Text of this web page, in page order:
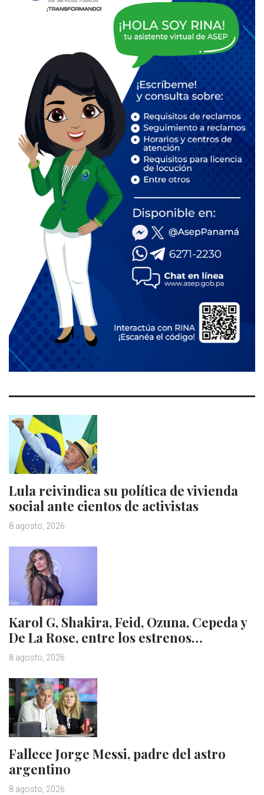
Lula reivindica su política de vivienda
social ante cientos de activistas
8 agosto, 2026
Karol G, Shakira, Feid, Ozuna, Cepeda y
De La Rose, entre los estrenos…
8 agosto, 2026
Fallece Jorge Messi, padre del astro
argentino
8 agosto, 2026